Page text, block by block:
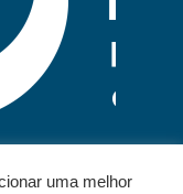
uma melhor